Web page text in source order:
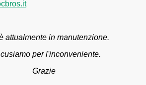
attualmente in manutenzione.
per l'inconveniente.
Grazie